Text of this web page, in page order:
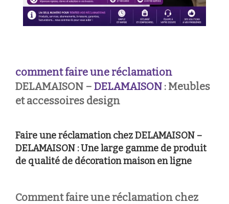
comment faire une réclamation
DELAMAISON – DELAMAISON : Meubles
et accessoires design
Faire une réclamation chez DELAMAISON –
DELAMAISON : Une large gamme de produit
de qualité de décoration maison en ligne
Comment faire une réclamation chez